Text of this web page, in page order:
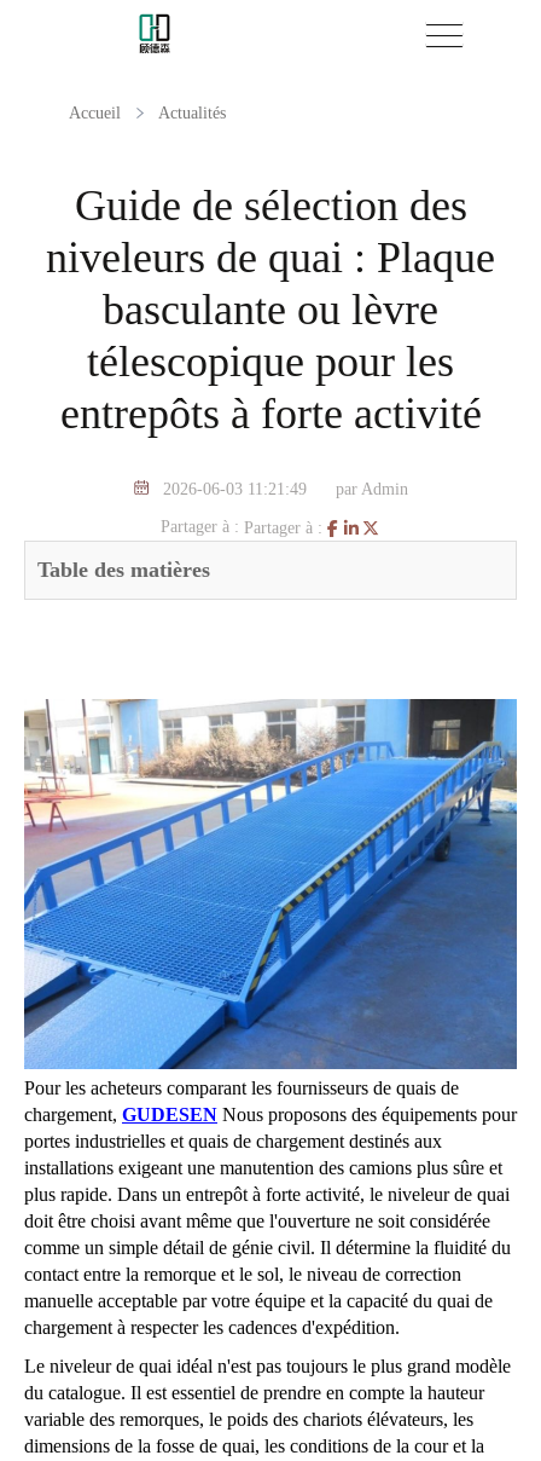
Accueil Actualités
Guide de sélection des
niveleurs de quai : Plaque
basculante ou lèvre
télescopique pour les
entrepôts à forte activité
2026-06-03 11:21:49 par Admin
Partager à : Partager à :
Table des matières
Pour les acheteurs comparant les fournisseurs de quais de
chargement, GUDESEN Nous proposons des équipements pour
portes industrielles et quais de chargement destinés aux
installations exigeant une manutention des camions plus sûre et
plus rapide. Dans un entrepôt à forte activité, le niveleur de quai
doit être choisi avant même que l'ouverture ne soit considérée
comme un simple détail de génie civil. Il détermine la fluidité du
contact entre la remorque et le sol, le niveau de correction
manuelle acceptable par votre équipe et la capacité du quai de
chargement à respecter les cadences d'expédition.
Le niveleur de quai idéal n'est pas toujours le plus grand modèle
du catalogue. Il est essentiel de prendre en compte la hauteur
variable des remorques, le poids des chariots élévateurs, les
dimensions de la fosse de quai, les conditions de la cour et la